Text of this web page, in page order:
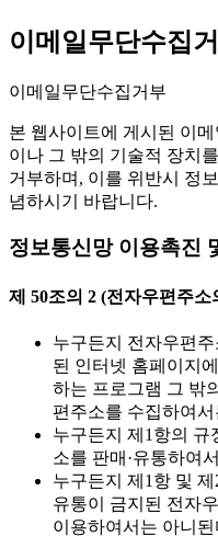
이메일무단수집
이메일무단수집거부
본 웹사이트에 게시된 이
이나 그 밖의 기술적 장치
거부하며, 이를 위반시 정
념하시기 바랍니다.
정보통신망 이용촉진
제 50조의 2 (전자우편주
누구든지 전자우편
된 인터넷 홈페이지
하는 프로그램 그 밖
편주소를 수집하여
누구든지 제1항의 규
소를 판매·유통하여
누구든지 제1항 및
유통이 금지된 전자
이용하여서는 아니된